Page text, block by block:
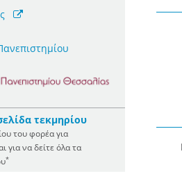
τεκμηρίου
του φορέα για
για να δείτε όλα τα
*